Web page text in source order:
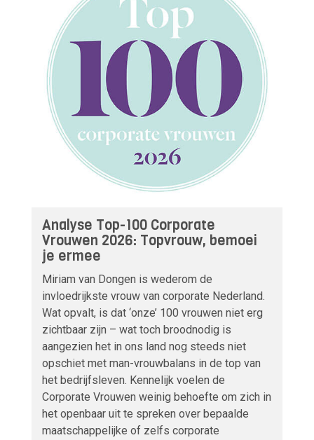
Analyse Top-100 Corporate
Vrouwen 2026: Topvrouw, bemoei
je ermee
Miriam van Dongen is wederom de
invloedrijkste vrouw van corporate Nederland.
Wat opvalt, is dat ‘onze’ 100 vrouwen niet erg
zichtbaar zijn – wat toch broodnodig is
aangezien het in ons land nog steeds niet
opschiet met man-vrouwbalans in de top van
het bedrijfsleven. Kennelijk voelen de
Corporate Vrouwen weinig behoefte om zich in
het openbaar uit te spreken over bepaalde
maatschappelijke of zelfs corporate